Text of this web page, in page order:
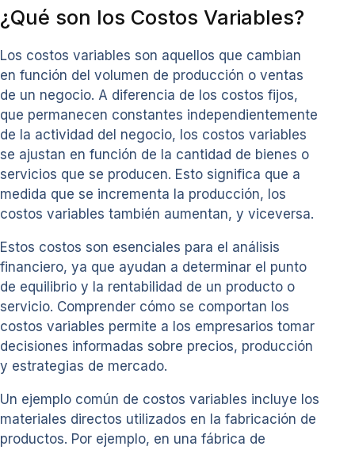
¿Qué son los Costos Variables?
Los costos variables son aquellos que cambian
en función del volumen de producción o ventas
de un negocio. A diferencia de los costos fijos,
que permanecen constantes independientemente
de la actividad del negocio, los costos variables
se ajustan en función de la cantidad de bienes o
servicios que se producen. Esto significa que a
medida que se incrementa la producción, los
costos variables también aumentan, y viceversa.
Estos costos son esenciales para el análisis
financiero, ya que ayudan a determinar el punto
de equilibrio y la rentabilidad de un producto o
servicio. Comprender cómo se comportan los
costos variables permite a los empresarios tomar
decisiones informadas sobre precios, producción
y estrategias de mercado.
Un ejemplo común de costos variables incluye los
materiales directos utilizados en la fabricación de
productos. Por ejemplo, en una fábrica de